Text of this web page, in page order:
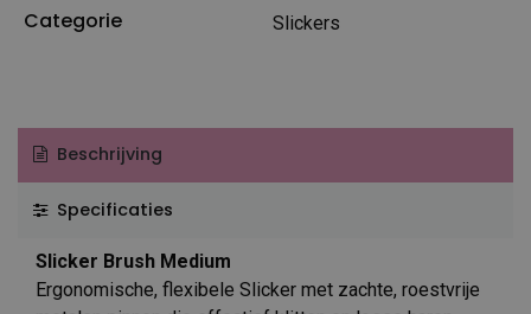
Categorie Slickers
Beschrijving
Specificaties
Slicker Brush Medium
Ergonomische, flexibele Slicker met zachte, roestvrije